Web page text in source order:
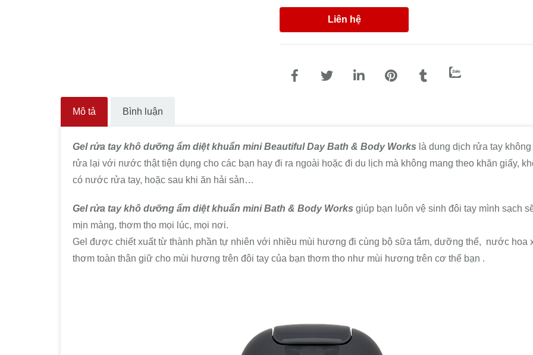
Liên hệ
Mô tả Bình luận
Gel rửa tay khô dưỡng ẩm diệt khuẩn mini Beautiful Day Bath & Body Works là dung dịch rửa tay không
rửa lại với nước thật tiện dụng cho các bạn hay đi ra ngoài hoặc đi du lịch mà không mang theo khăn giấy,
có nước rửa tay, hoặc sau khi ăn hải sản…
Gel rửa tay khô dưỡng ẩm diệt khuẩn mini Bath & Body Works giúp bạn luôn vệ sinh đôi tay mình sạch
mịn màng, thơm tho mọi lúc, mọi nơi.
Gel được chiết xuất từ thành phần tự nhiên với nhiều mùi hương đi cùng bộ sữa tắm, dưỡng thể, nước hoa
thơm toàn thân giữ cho mùi hương trên đôi tay của bạn thơm tho như mùi hương trên cơ thể bạn .